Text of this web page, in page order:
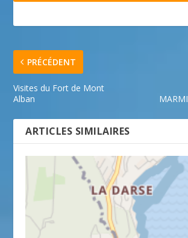
PRÉCÉDENT
Visites du Fort de Mont
Alban
ARTICLES SIMILAIRES